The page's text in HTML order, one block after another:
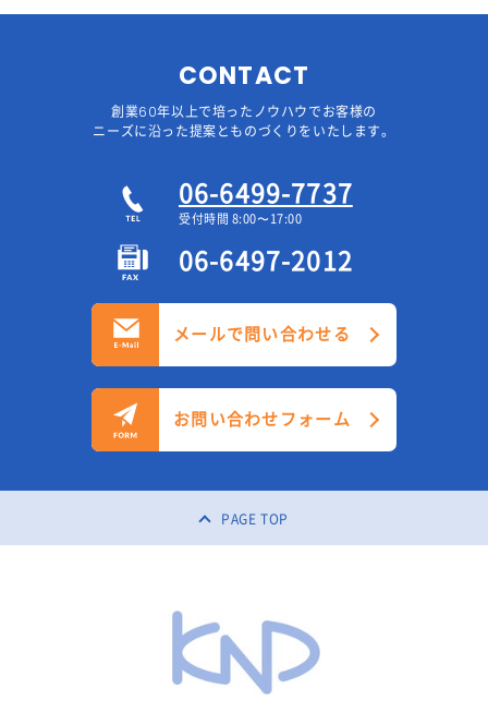
CONTACT
創業60年以上で培ったノウハウでお客様の
ニーズに沿った提案とものづくりをいたします。
06-6499-7737
受付時間 8:00〜17:00
06-6497-2012
メールで問い合わせる
お問い合わせフォーム
PAGE TOP